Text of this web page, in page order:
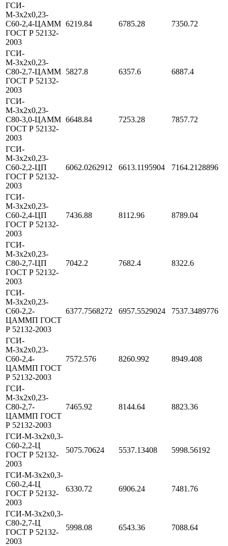
ГСИ-
М-3х2х0,23-
С60-2,4-ЦАММ
ГОСТ Р 52132-
2003
6219.84 6785.28 7350.72
ГСИ-
М-3х2х0,23-
С80-2,7-ЦАММ
ГОСТ Р 52132-
2003
5827.8 6357.6 6887.4
ГСИ-
М-3х2х0,23-
С80-3,0-ЦАММ
ГОСТ Р 52132-
2003
6648.84 7253.28 7857.72
ГСИ-
М-3х2х0,23-
С60-2,2-ЦП
ГОСТ Р 52132-
2003
6062.0262912 6613.1195904 7164.2128896
ГСИ-
М-3х2х0,23-
С60-2,4-ЦП
ГОСТ Р 52132-
2003
7436.88 8112.96 8789.04
ГСИ-
М-3х2х0,23-
С80-2,7-ЦП
ГОСТ Р 52132-
2003
7042.2 7682.4 8322.6
ГСИ-
М-3х2х0,23-
С60-2,2-
ЦАММП ГОСТ
Р 52132-2003
6377.7568272 6957.5529024 7537.3489776
ГСИ-
М-3х2х0,23-
С60-2,4-
ЦАММП ГОСТ
Р 52132-2003
7572.576 8260.992 8949.408
ГСИ-
М-3х2х0,23-
С80-2,7-
ЦАММП ГОСТ
Р 52132-2003
7465.92 8144.64 8823.36
ГСИ-М-3х2х0,3-
С60-2,2-Ц
ГОСТ Р 52132-
2003
5075.70624 5537.13408 5998.56192
ГСИ-М-3х2х0,3-
С60-2,4-Ц
ГОСТ Р 52132-
2003
6330.72 6906.24 7481.76
ГСИ-М-3х2х0,3-
С80-2,7-Ц
ГОСТ Р 52132-
2003
5998.08 6543.36 7088.64